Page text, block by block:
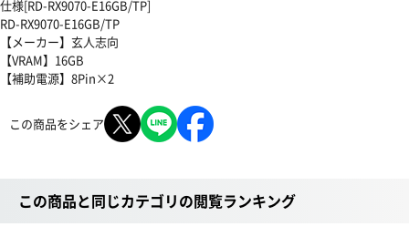
仕様[RD-RX9070-E16GB/TP]
RD-RX9070-E16GB/TP
【メーカー】玄人志向
【VRAM】16GB
【補助電源】8Pin×2
この商品をシェア
この商品と同じカテゴリの閲覧ランキング